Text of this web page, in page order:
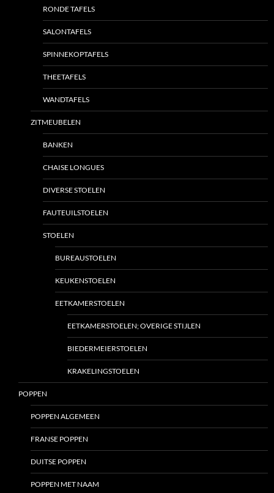
RONDE TAFELS
SALONTAFELS
SPINNEKOPTAFELS
THEETAFELS
WANDTAFELS
ZITMEUBELEN
BANKEN
CHAISE LONGUES
DIVERSE STOELEN
FAUTEUILSTOELEN
STOELEN
BUREAUSTOELEN
KEUKENSTOELEN
EETKAMERSTOELEN
EETKAMERSTOELEN; OVERIGE STIJLEN
BIEDERMEIERSTOELEN
KRAKELINGSTOELEN
POPPEN
POPPEN ALGEMEEN
FRANSE POPPEN
DUITSE POPPEN
POPPEN MET NAAM